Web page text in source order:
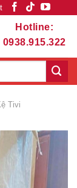
Hotline:
0938.915.322
Tivi